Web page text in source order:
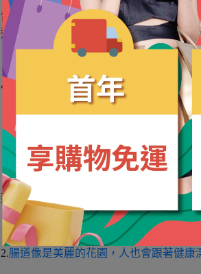
笛頌三效益生菌，擁有多元營養凍晶包埋
道定植，讓益生菌真正發揮作用。笛頌三
❤吃對好菌才重要，守護健康不能等❤
🔥買一送一熱銷搶購中🔥
🛒線上立即購👉🏻 https://
延伸閱讀:
1.腸道的保健方式
2.腸道像是美麗的花園，人也會跟著健康